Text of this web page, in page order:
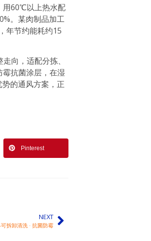
用60℃以上热水配
。某肉制品加工
年节约能耗约15
向，适配分拣、
抗菌涂层，在湿
的通风方案，正
Pinterest
NEXT
拆卸清洗 · 抗菌防霉